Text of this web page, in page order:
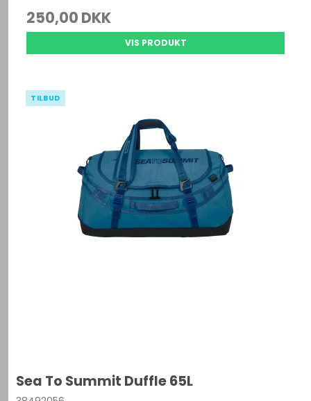
250,00 DKK
VIS PRODUKT
TILBUD
Sea To Summit Duffle 65L